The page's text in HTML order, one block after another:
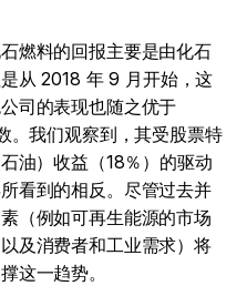
燃料的回报主要是由化石
从 2018 年 9 月开始，这
司的表现也随之优于
。我们观察到，其受股票特
油）收益（18％）的驱动
看到的相反。尽管过去并
（例如可再生能源的市场
及消费者和工业需求）将
这一趋势。